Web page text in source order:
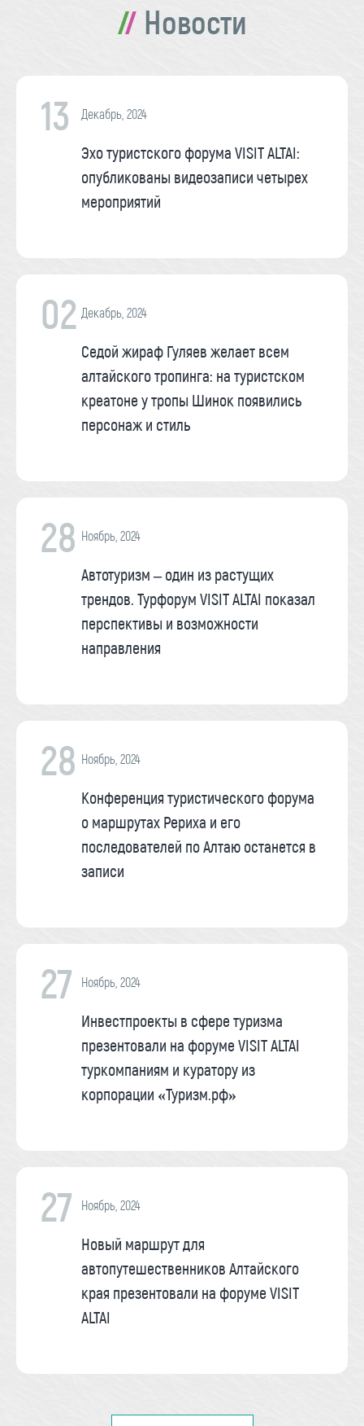
Новости
13 Декабрь, 2024
Эхо туристского форума VISIT ALTAI:
опубликованы видеозаписи четырех
мероприятий
02 Декабрь, 2024
Седой жираф Гуляев желает всем
алтайского тропинга: на туристском
креатоне у тропы Шинок появились
персонаж и стиль
28 Ноябрь, 2024
Автотуризм – один из растущих
трендов. Турфорум VISIT ALTAI показал
перспективы и возможности
направления
28 Ноябрь, 2024
Конференция туристического форума
о маршрутах Рериха и его
последователей по Алтаю останется в
записи
27 Ноябрь, 2024
Инвестпроекты в сфере туризма
презентовали на форуме VISIT ALTAI
туркомпаниям и куратору из
корпорации «Туризм.рф»
27 Ноябрь, 2024
Новый маршрут для
автопутешественников Алтайского
края презентовали на форуме VISIT
ALTAI